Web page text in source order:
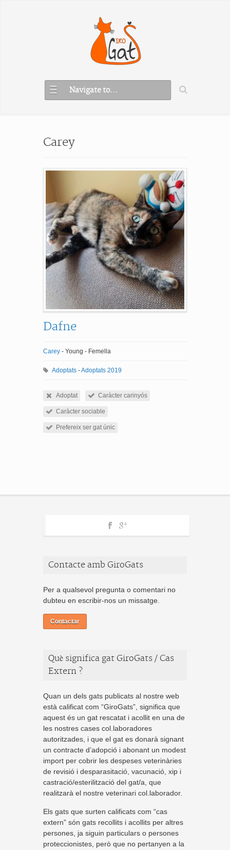
Navigate to...
Carey
Dafne
Carey - Young - Femella
Adoptats -Adoptats 2019
Adoptat Caràcter carinyós
Caràcter sociable
Prefereix ser gat únic
Contacte amb GiroGats
Per a qualsevol pregunta o comentari no
dubteu en escribir-nos un missatge.
Contactar
Què significa gat GiroGats / Cas
Extern ?
Quan un dels gats publicats al nostre web
està calificat com “GiroGats”, significa que
aquest és un gat rescatat i acollit en una de
les nostres cases col.laboradores
autoritzades, i que el gat es donarà signant
un contracte d’adopció i abonant un modest
import per cobrir les despeses veterinàries
de revisió i desparasitació, vacunació, xip i
castració/esterilització del gat/a, que
realitzarà el nostre veterinari col.laborador.
Els gats que surten calificats com “cas
extern” són gats recollits i acollits per altres
persones, ja siguin particulars o persones
proteccionistes, però que no pertanyen a la